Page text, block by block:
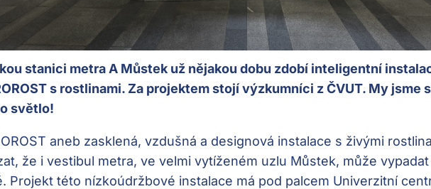
stanici metra A Můstek už nějakou dobu zdobí inteligentní
s rostlinami. Za projektem stojí výzkumníci z ČVUT. My jsme
světlo!
aneb zasklená, vzdušná a designová instalace s živými
že i vestibul metra, ve velmi vytíženém uzlu Můstek, může
Projekt této nízkoúdržbové instalace má pod palcem Univerzitní